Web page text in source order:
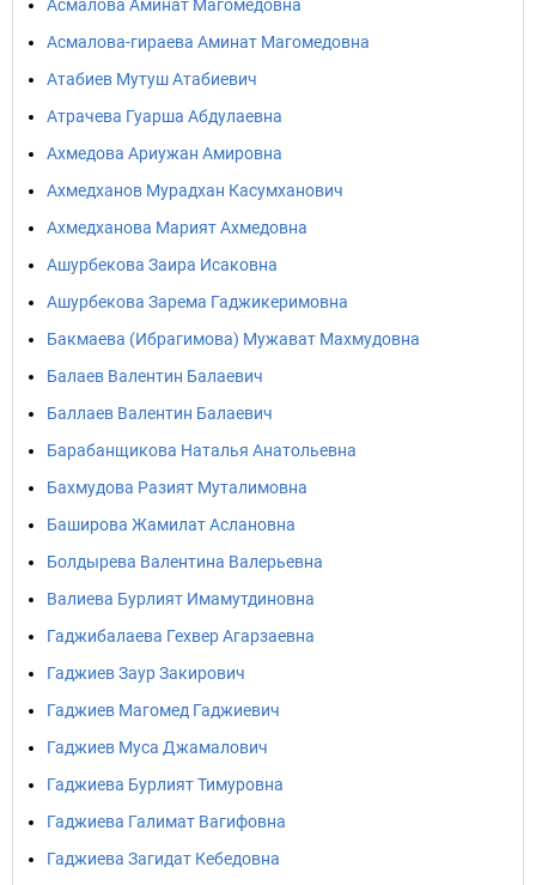
Асмалова Аминат Магомедовна
Асмалова-гираева Аминат Магомедовна
Атабиев Мутуш Атабиевич
Атрачева Гуарша Абдулаевна
Ахмедова Ариужан Амировна
Ахмедханов Мурадхан Касумханович
Ахмедханова Марият Ахмедовна
Ашурбекова Заира Исаковна
Ашурбекова Зарема Гаджикеримовна
Бакмаева (Ибрагимова) Мужават Махмудовна
Балаев Валентин Балаевич
Баллаев Валентин Балаевич
Барабанщикова Наталья Анатольевна
Бахмудова Разият Муталимовна
Баширова Жамилат Аслановна
Болдырева Валентина Валерьевна
Валиева Бурлият Имамутдиновна
Гаджибалаева Гехвер Агарзаевна
Гаджиев Заур Закирович
Гаджиев Магомед Гаджиевич
Гаджиев Муса Джамалович
Гаджиева Бурлият Тимуровна
Гаджиева Галимат Вагифовна
Гаджиева Загидат Кебедовна